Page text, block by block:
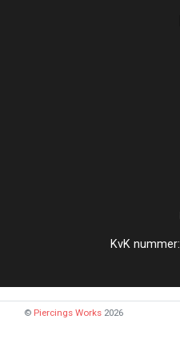
KvK
© Piercings Works 2026